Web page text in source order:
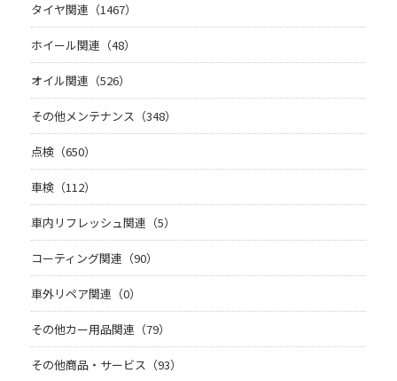
タイヤ関連（1467）
ホイール関連（48）
オイル関連（526）
その他メンテナンス（348）
点検（650）
車検（112）
車内リフレッシュ関連（5）
コーティング関連（90）
車外リペア関連（0）
その他カー用品関連（79）
その他商品・サービス（93）